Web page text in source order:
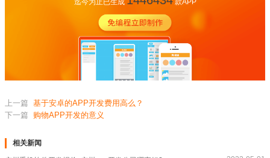
上一篇 基于安卓的APP开发费用高么？
下一篇
购物APP开发的意义
相关新闻